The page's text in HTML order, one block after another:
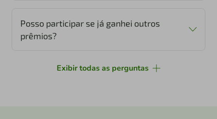
Posso participar se já ganhei outros
prêmios?
Exibir todas as perguntas